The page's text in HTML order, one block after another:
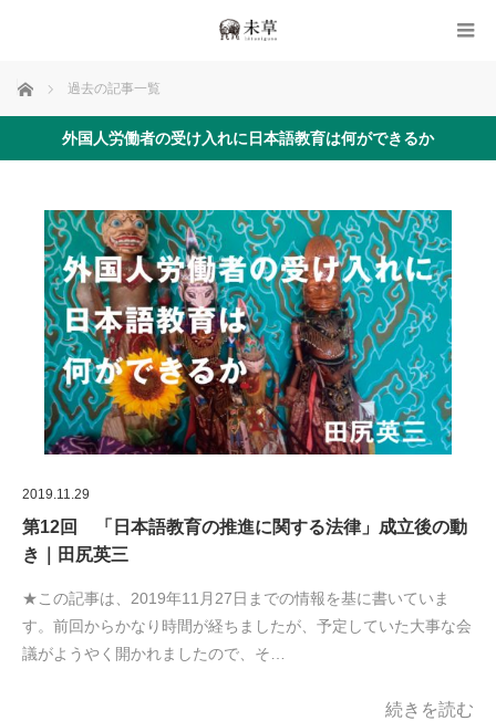
ホーム 過去の記事一覧
外国人労働者の受け入れに日本語教育は何ができるか
2019.11.29
第12回 「日本語教育の推進に関する法律」成立後の動
き｜田尻英三
★この記事は、2019年11月27日までの情報を基に書いていま
す。前回からかなり時間が経ちましたが、予定していた大事な会
議がようやく開かれましたので、そ…
続きを読む